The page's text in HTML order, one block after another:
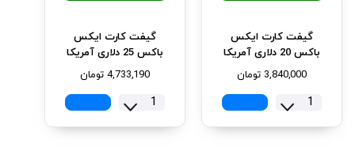
گیفت کارت ایکس
باکس 20 دلاری آمریکا
3,840,000 تومان
گیفت کارت ایکس
باکس 25 دلاری آمریکا
4,733,190تومان